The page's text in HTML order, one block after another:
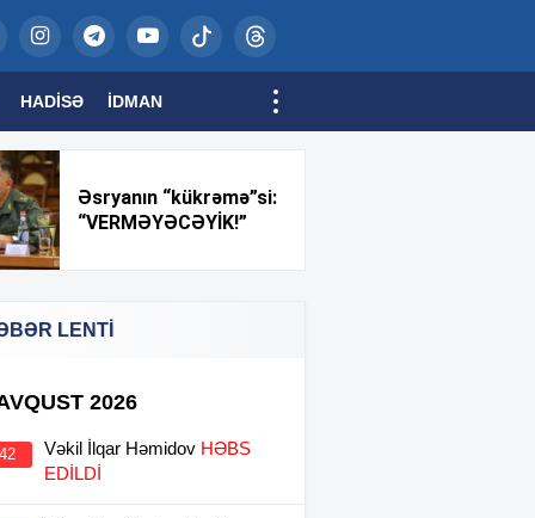
HADISƏ İDMAN
Əsryanın “kükrəmə”si:
“VERMƏYƏCƏYİK!”
LENTİ
2026
Vəkil İlqar Həmidov HƏBS
EDİLDİ